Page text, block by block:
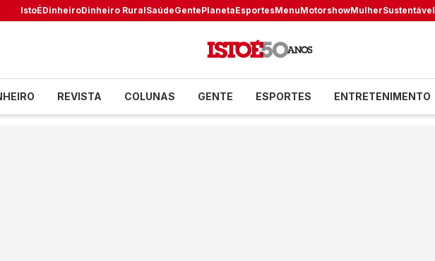
IstoÉDinheiroDinheiro RuralSaúdeGentePlanetaEsportesMenuMotorshowMulherSustentável
REVISTA COLUNAS GENTE ESPORTES ENTRETENIMENTO